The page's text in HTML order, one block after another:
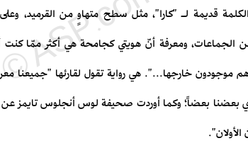
قديمة لـ "كارا"، مثل سطح متهاوٍ من القرميد،
من الجماعات، ومعرفة أنّ هويتي كجامحة هي أكثر ممّا
موجودون خارجها...". هي رواية تقول لقارئها "جميعنا
بعضاً؛ وكما أوردت صحيفة لوس أنجلوس تايمز عن